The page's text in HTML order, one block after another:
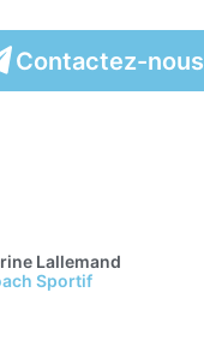
Contactez-nous
Lallemand
Sportif